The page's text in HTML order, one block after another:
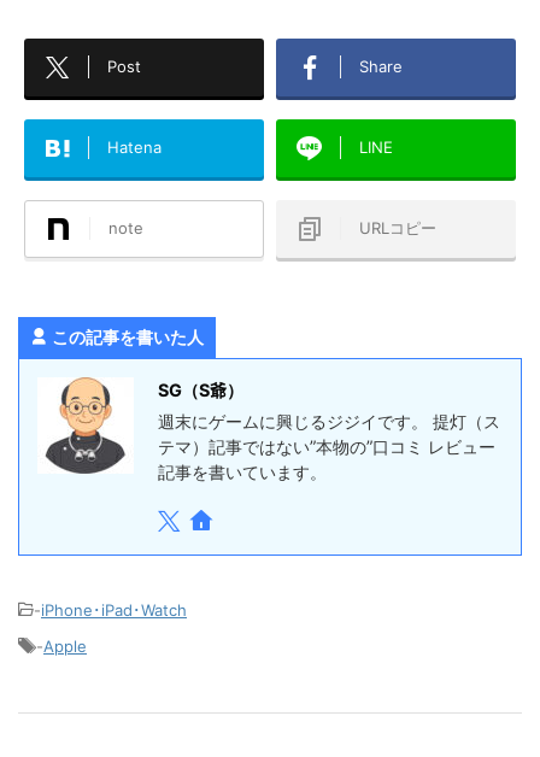
Post Share
Hatena LINE
note URLコピー
この記事を書いた人
SG（S爺）
週末にゲームに興じるジジイです。 提灯（ス
テマ）記事ではない”本物の”口コミ レビュー
記事を書いています。
-iPhone･iPad･Watch
-Apple